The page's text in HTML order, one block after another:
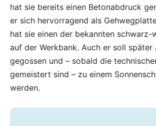
hat sie bereits einen Betonabdruck
er sich hervorragend als
hat sie einen der bekannten schwarz-
auf der Werkbank. Auch er soll später
gegossen und – sobald die
gemeistert sind – zu einem
werden.